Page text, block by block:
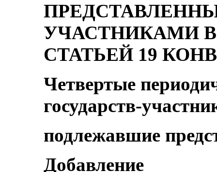
УЧАСТНИКАМИ
СТАТЬЕЙ 19
Четвертые
государств-
подлежавшие
Добавление